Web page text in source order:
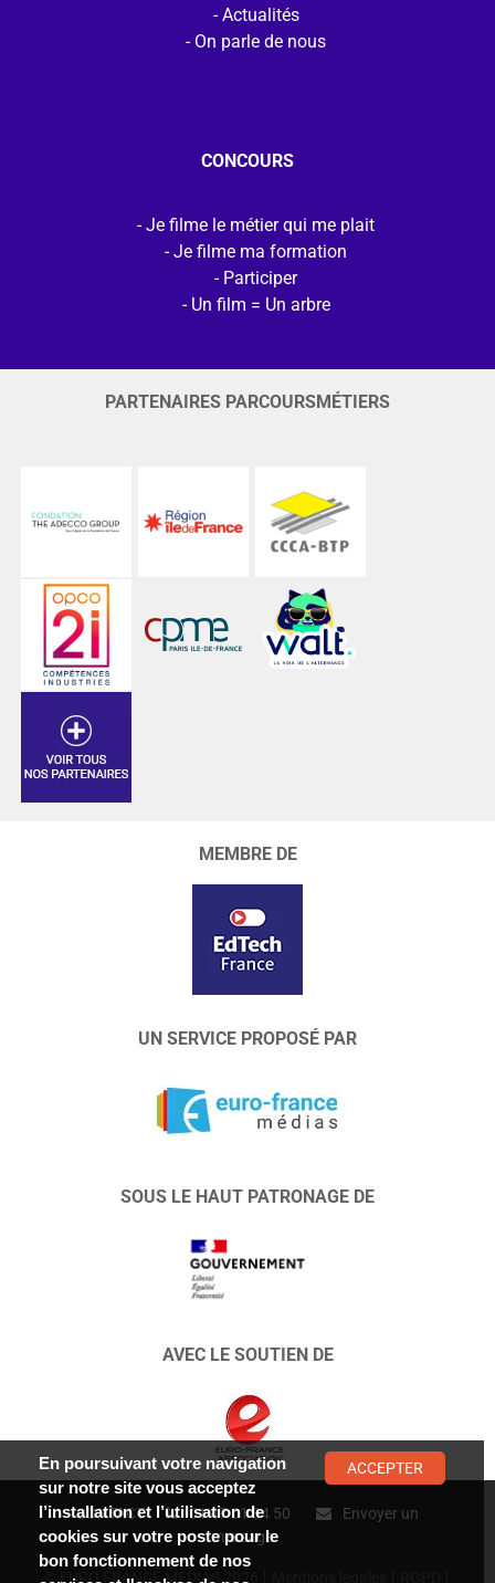
Actualités
On parle de nous
CONCOURS
Je filme le métier qui me plait
Je filme ma formation
Participer
Un film = Un arbre
PARTENAIRES PARCOURSMÉTIERS
MEMBRE DE
UN SERVICE PROPOSÉ PAR
SOUS LE HAUT PATRONAGE DE
AVEC LE SOUTIEN DE
CONTACT : 01 47 01 34 50
Envoyer un
message
© EURO FRANCE MÉDIAS 2026
En poursuivant votre navigation
sur notre site vous acceptez
l’installation et l’utilisation de
cookies sur votre poste pour le
bon fonctionnement de nos
ACCEPTER